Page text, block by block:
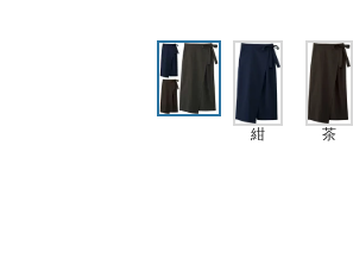
紺 茶